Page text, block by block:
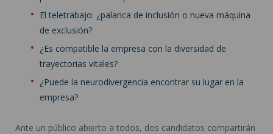
El teletrabajo: ¿palanca de inclusión o nueva máquina
de exclusión?
¿Es compatible la empresa con la diversidad de
trayectorias vitales?
¿Puede la neurodivergencia encontrar su lugar en la
empresa?
Ante un público abierto a todos, dos candidatos compartirán